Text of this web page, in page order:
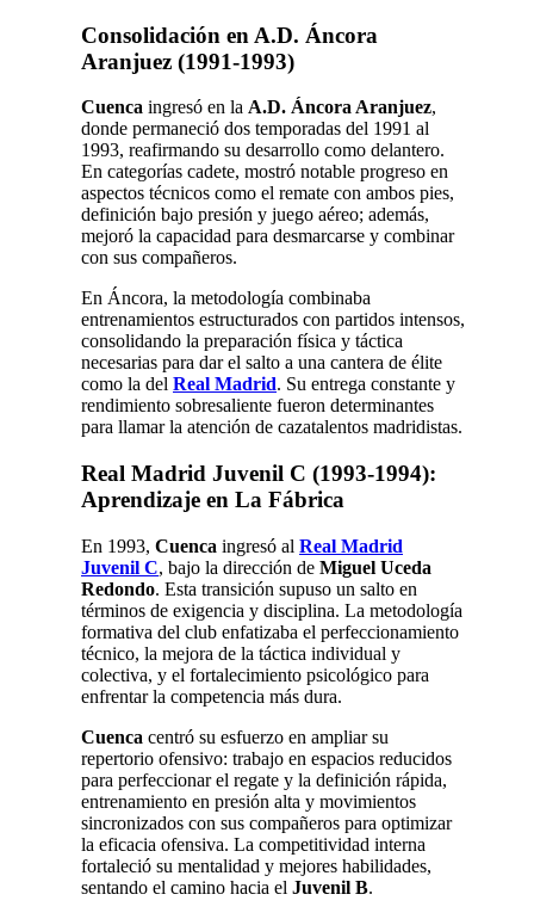
Consolidación en A.D. Áncora
Aranjuez (1991-1993)
Cuenca ingresó en la A.D. Áncora Aranjuez,
donde permaneció dos temporadas del 1991 al
1993, reafirmando su desarrollo como delantero.
En categorías cadete, mostró notable progreso en
aspectos técnicos como el remate con ambos pies,
definición bajo presión y juego aéreo; además,
mejoró la capacidad para desmarcarse y combinar
con sus compañeros.
En Áncora, la metodología combinaba
entrenamientos estructurados con partidos intensos,
consolidando la preparación física y táctica
necesarias para dar el salto a una cantera de élite
como la del Real Madrid. Su entrega constante y
rendimiento sobresaliente fueron determinantes
para llamar la atención de cazatalentos madridistas.
Real Madrid Juvenil C (1993-1994):
Aprendizaje en La Fábrica
En 1993, Cuenca ingresó al Real Madrid
Juvenil C, bajo la dirección de Miguel Uceda
Redondo. Esta transición supuso un salto en
términos de exigencia y disciplina. La metodología
formativa del club enfatizaba el perfeccionamiento
técnico, la mejora de la táctica individual y
colectiva, y el fortalecimiento psicológico para
enfrentar la competencia más dura.
Cuenca centró su esfuerzo en ampliar su
repertorio ofensivo: trabajo en espacios reducidos
para perfeccionar el regate y la definición rápida,
entrenamiento en presión alta y movimientos
sincronizados con sus compañeros para optimizar
la eficacia ofensiva. La competitividad interna
fortaleció su mentalidad y mejores habilidades,
sentando el camino hacia el Juvenil B.